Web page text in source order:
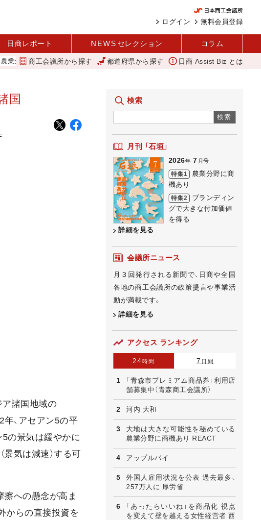
無料会員登録
ログイン
日商レポート NEWS セレクション コラム
商機あり REACT アップルパイ 外国人雇用状況を公表 過去最多、257万人
商工会議所から探す 都道府県から探す 日商 Assist Biz とは
国
ア諸国地域の
年、アセアン5の平
5の景気は緩やかに
景気は減速）する可
擦への懸念が高ま
からの直接投資を
検索
検索
月刊 「石垣」
2026年 7 月号
特集1
農業分野に商
機あり
特集2
ブランディン
グで大きな付加価値
を得る
詳細を見る
会議所ニュース
月３回発行される新聞で、日商や全国
各地の商工会議所の政策提言や事業活
動が満載です。
詳細を見る
アクセス ランキング
24時間 7 日間
「青森市プレミアム商品券」利用店
舗募集中（青森商工会議所）
河内 大和
大地は大きな可能性を秘めている
農業分野に商機あり REACT
アップルパイ
外国人雇用状況を公表 過去最多、
257万人に 厚労省
「あったらいいね」を商品化 視点
を変えて壁を越える女性経営者 西